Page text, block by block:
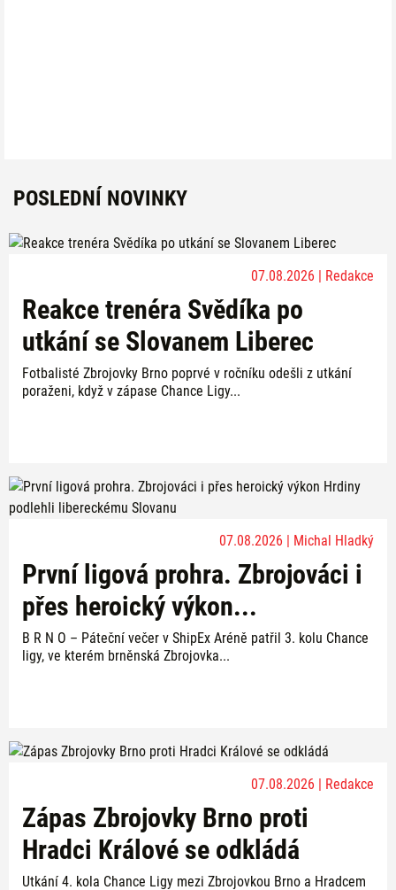
POSLEDNÍ NOVINKY
07.08.2026 | Redakce
Reakce trenéra Svědíka po
utkání se Slovanem Liberec
Fotbalisté Zbrojovky Brno poprvé v ročníku odešli z utkání
poraženi, když v zápase Chance Ligy...
07.08.2026 | Michal Hladký
První ligová prohra. Zbrojováci i
přes heroický výkon...
B R N O – Páteční večer v ShipEx Aréně patřil 3. kolu Chance
ligy, ve kterém brněnská Zbrojovka...
07.08.2026 | Redakce
Zápas Zbrojovky Brno proti
Hradci Králové se odkládá
Utkání 4. kola Chance Ligy mezi Zbrojovkou Brno a Hradcem